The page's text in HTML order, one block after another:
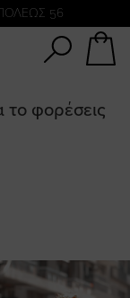
56
το φορέσεις